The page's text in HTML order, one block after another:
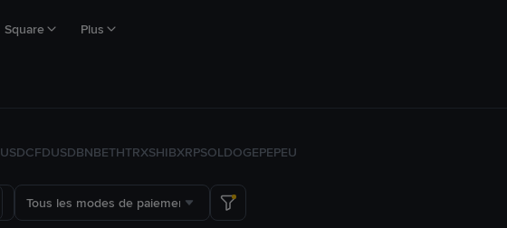
Square Plus
USDCFDUSDBNBETHTRXSHIBXRPSOLDOGEPEPEU
Tous les modes de paiement